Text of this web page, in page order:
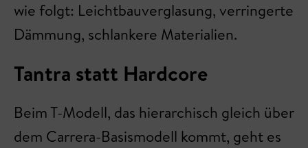
wie folgt: Leichtbauverglasung, verringerte
Dämmung, schlankere Materialien.
Tantra statt Hardcore
Beim T-Modell, das hierarchisch gleich über
dem Carrera-Basismodell kommt, geht es